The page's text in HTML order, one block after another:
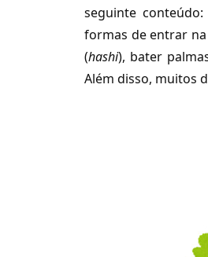
seguinte
formas de entrar
(hashi), bater
Além disso, muitos